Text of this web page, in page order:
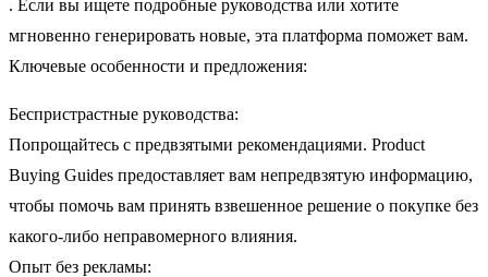
. Если вы ищете подробные руководства или хотите
мгновенно генерировать новые, эта платформа поможет вам.
Ключевые особенности и предложения:
Беспристрастные руководства:
Попрощайтесь с предвзятыми рекомендациями. Product
Buying Guides предоставляет вам непредвзятую информацию,
чтобы помочь вам принять взвешенное решение о покупке без
какого-либо неправомерного влияния.
Опыт без рекламы: